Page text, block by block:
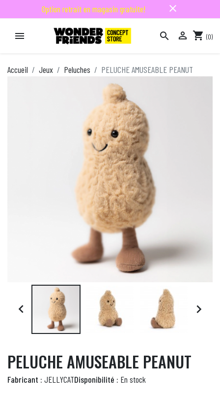
Option retrait en magasin gratuite! close
   shopping_cart (0)
Accueil Jeux Peluches PELUCHE AMUSEABLE PEANUT
 
PELUCHE AMUSEABLE PEANUT
Fabricant : JELLYCATDisponibilité : En stock